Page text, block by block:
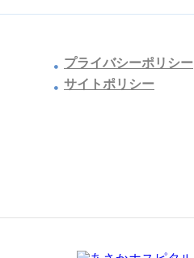
プライバシーポリシー
サイトポリシー